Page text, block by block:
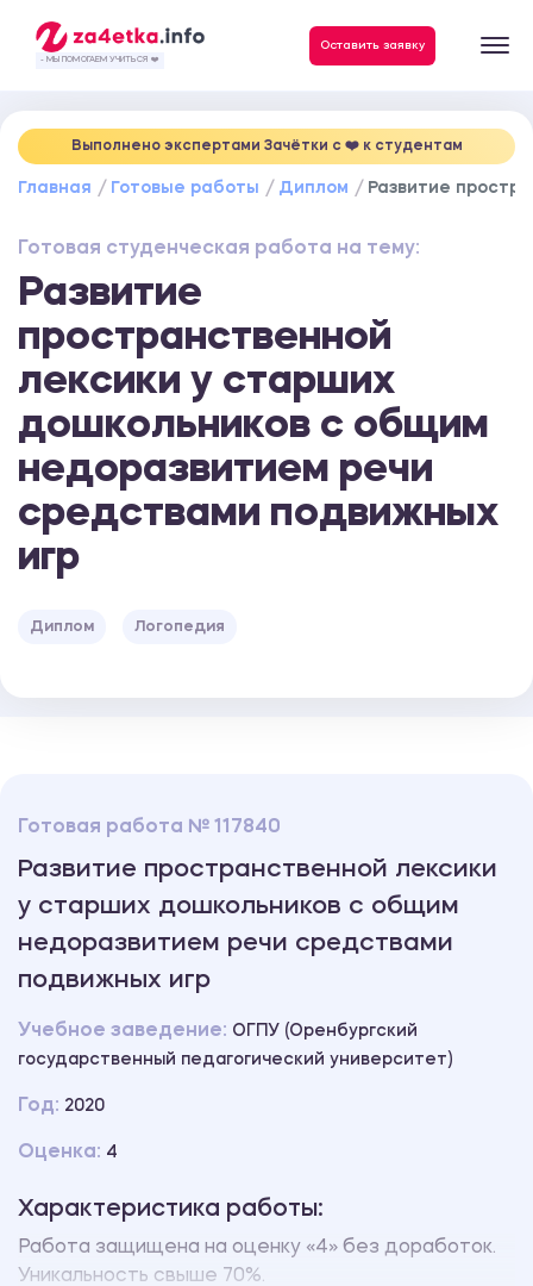
- МЫ ПОМОГАЕМ УЧИТЬСЯ ❤️
Оставить заявку
Выполнено экспертами Зачётки c ❤️ к студентам
Главная Готовые работы Диплом Развитие
Готовая студенческая работа на тему:
Развитие
пространственной
лексики у старших
дошкольников с общим
недоразвитием речи
средствами подвижных
игр
Диплом Логопедия
Готовая работа № 117840
Развитие пространственной лексики
у старших дошкольников с общим
недоразвитием речи средствами
подвижных игр
Учебное заведение: ОГПУ (Оренбургский
государственный педагогический университет)
Год: 2020
Оценка: 4
Характеристика работы:
Работа защищена на оценку «4» без доработок.
Уникальность свыше 70%.